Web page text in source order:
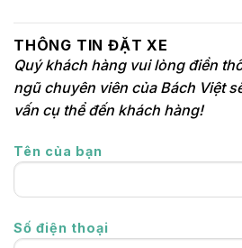
THÔNG TIN ĐẶT XE
Quý khách hàng vui lòng điền
ngũ chuyên viên của Bách Việt
vấn cụ thể đến khách hàng!
Tên của bạn
Số điện thoại